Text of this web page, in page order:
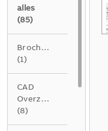
alles
(85)
Brochure
(1)
CAD
Overzichtstekening
(8)